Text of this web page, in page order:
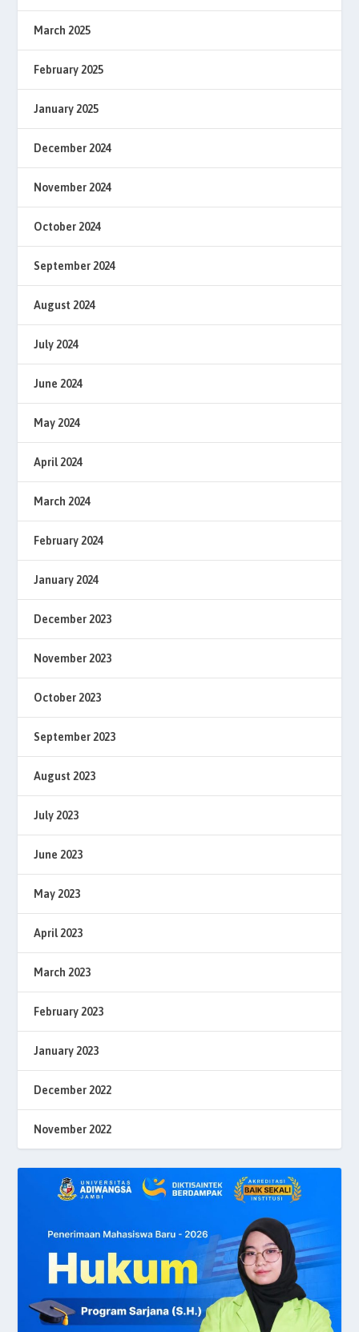
March 2025
February 2025
January 2025
December 2024
November 2024
October 2024
September 2024
August 2024
July 2024
June 2024
May 2024
April 2024
March 2024
February 2024
January 2024
December 2023
November 2023
October 2023
September 2023
August 2023
July 2023
June 2023
May 2023
April 2023
March 2023
February 2023
January 2023
December 2022
November 2022